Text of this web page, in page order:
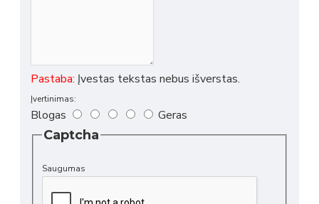
Pastaba: Įvestas tekstas nebus išverstas.
Įvertinimas:
Blogas
Geras
Captcha
Saugumas